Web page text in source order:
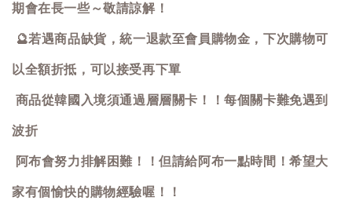
期會在長一些～敬請諒解！
🔮若遇商品缺貨，統一退款至會員購物金，下次購物可
以全額折抵，可以接受再下單
商品從韓國入境須通過層層關卡！！每個關卡難免遇到
波折
阿布會努力排解困難！！但請給阿布一點時間！希望大
家有個愉快的購物經驗喔！！